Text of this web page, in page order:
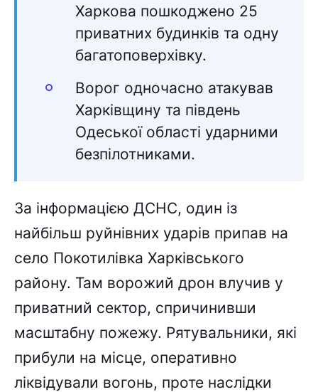
Харкова пошкоджено 25
приватних будинків та одну
багатоповерхівку.
Ворог одночасно атакував
Харківщину та південь
Одеської області ударними
безпілотниками.
За інформацією ДСНС, один із
найбільш руйнівних ударів припав на
село Покотилівка Харківського
району. Там ворожий дрон влучив у
приватний сектор, спричинивши
масштабну пожежу. Рятувальники, які
прибули на місце, оперативно
ліквідували вогонь, проте наслідки